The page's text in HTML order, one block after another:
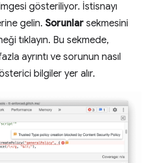
gösteriliyor. İstisnayı
gelin. Sorunlar sekmesini
tıklayın. Bu sekmede,
ayrıntı ve sorunun nasıl
bilgiler yer alır.